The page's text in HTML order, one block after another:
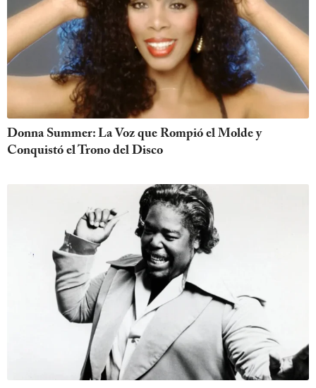
Donna Summer: La Voz que Rompió el Molde y
Conquistó el Trono del Disco